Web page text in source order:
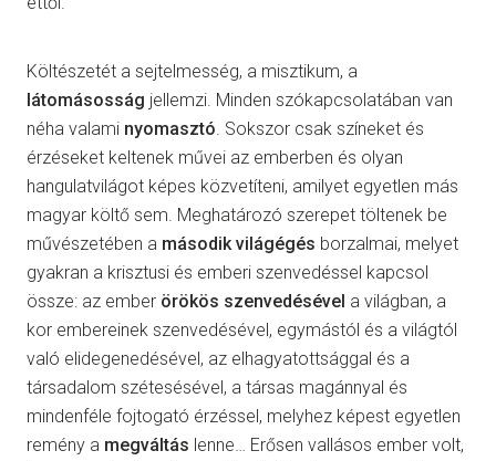
Költészetét a sejtelmesség, a misztikum, a
látomásosság jellemzi. Minden szókapcsolatában van
néha valami nyomasztó . Sokszor csak színeket és
érzéseket keltenek művei az emberben és olyan
hangulatvilágot képes közvetíteni, amilyet egyetlen más
magyar költő sem. Meghatározó szerepet töltenek be
művészetében a második világégés borzalmai, melyet
gyakran a krisztusi és emberi szenvedéssel kapcsol
össze: az ember örökös szenvedésével a világban, a
kor embereinek szenvedésével, egymástól és a világtól
való elidegenedésével, az elhagyatottsággal és a
társadalom szétesésével, a társas magánnyal és
mindenféle fojtogató érzéssel, melyhez képest egyetlen
remény a megváltás lenne… Erősen vallásos ember volt,